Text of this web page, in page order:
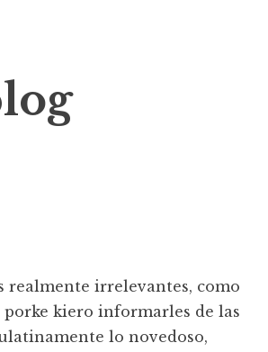
realmente irrelevantes, como
porke kiero informarles de las
lo novedoso,